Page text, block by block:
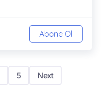
Abone Ol
5 Next